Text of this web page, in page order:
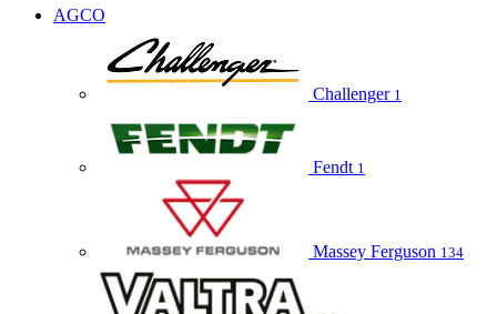
AGCO
Challenger 1
Fendt 1
Massey Ferguson 134